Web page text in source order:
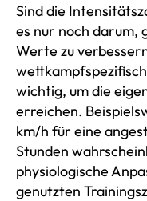
Sind die
es nur noch darum,
Werte zu
wichtig, um die
erreichen.
km/h für eine
Stunden
physiologische
genutzten